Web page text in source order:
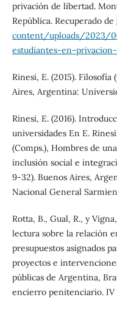
privación de libertad.
República. Recuperado de
content/uploads/2023/
estudiantes-en-
Rinesi, E. (2015).
Aires, Argentina:
Rinesi, E. (2016).
universidades En E.
(Comps.), Hombres de
inclusión social e
9-32). Buenos Aires,
Nacional General
Rotta, B., Gual, R., y
lectura sobre la relación
presupuestos asignados
proyectos e
públicas de Argentina,
encierro penitenciario. IV